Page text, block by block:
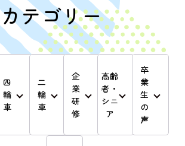
カテゴリー
四
輪
車
二
輪
車
企
業
研
修
高齢
者・
シニ
ア
卒
業
生
の
声